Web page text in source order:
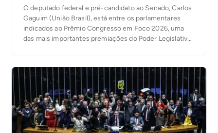
O deputado federal e pré-candidato ao Senado, Carlos
Gaguim (União Brasil), está entre os parlamentares
indicados ao Prêmio Congresso em Foco 2026, uma
das mais importantes premiações do Poder Legislativo
escolha dos deputados e senadores que mais se
destacaram no […]